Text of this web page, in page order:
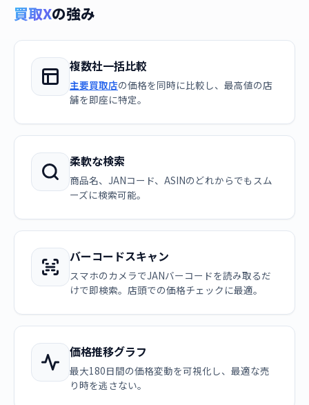
買取Xの強み
複数社一括比較
主要買取店の価格を同時に比較し、最高値の店
舗を即座に特定。
柔軟な検索
商品名、JANコード、ASINのどれからでもスム
ーズに検索可能。
バーコードスキャン
スマホのカメラでJANバーコードを読み取るだ
けで即検索。店頭での価格チェックに最適。
価格推移グラフ
最大180日間の価格変動を可視化し、最適な売
り時を逃さない。